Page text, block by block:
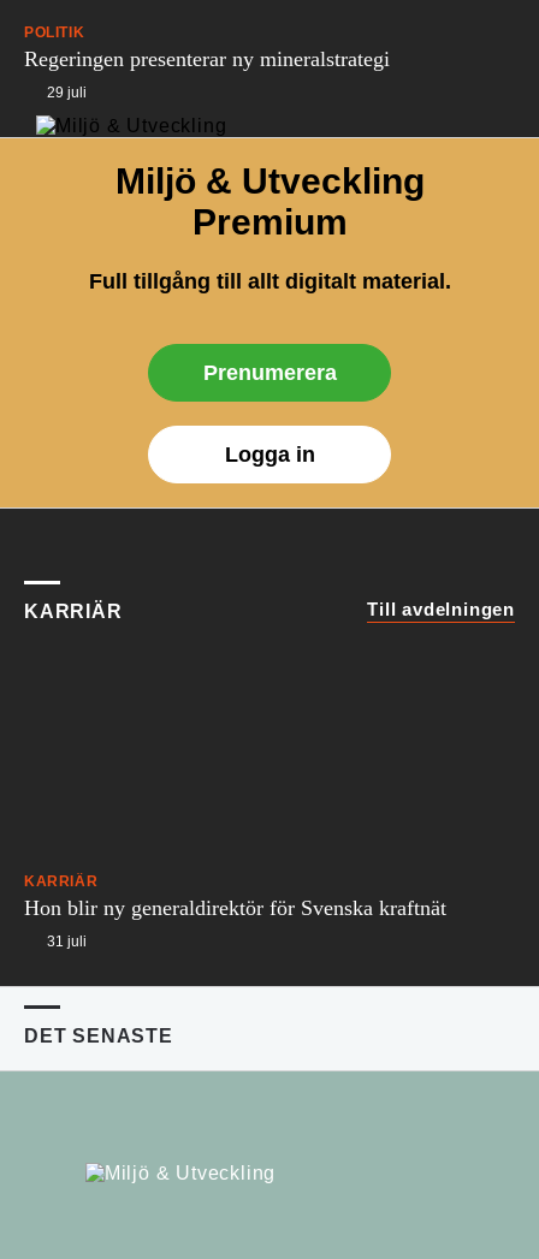
POLITIK
Regeringen presenterar ny mineralstrategi
29 juli
Miljö & Utveckling
Premium
Full tillgång till allt digitalt material.
Prenumerera
Logga in
KARRIÄR Till avdelningen
KARRIÄR
Hon blir ny generaldirektör för Svenska kraftnät
31 juli
DET SENASTE